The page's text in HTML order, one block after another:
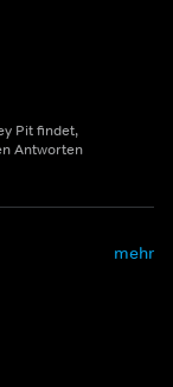
Pit findet,
Antworten
mehr